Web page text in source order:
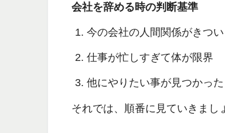
会社を辞める時の判断基準
今の会社の人間関係がきつい
仕事が忙しすぎて体が限界
他にやりたい事が見つかった
それでは、順番に見ていきまし